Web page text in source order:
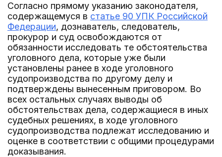
Согласно прямому указанию законодателя,
содержащемуся в статье 90 УПК Российской
Федерации, дознаватель, следователь,
прокурор и суд освобождаются от
обязанности исследовать те обстоятельства
уголовного дела, которые уже были
установлены ранее в ходе уголовного
судопроизводства по другому делу и
подтверждены вынесенным приговором. Во
всех остальных случаях выводы об
обстоятельствах дела, содержащиеся в иных
судебных решениях, в ходе уголовного
судопроизводства подлежат исследованию и
оценке в соответствии с общими процедурами
доказывания.